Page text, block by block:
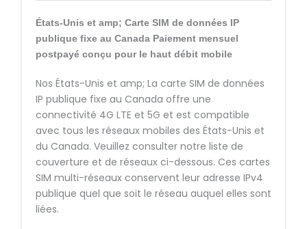
États-Unis et amp; Carte SIM de données IP
publique fixe au Canada Paiement mensuel
postpayé conçu pour le haut débit mobile
Nos États-Unis et amp; La carte SIM de données
IP publique fixe au Canada offre une
connectivité 4G LTE et 5G et est compatible
avec tous les réseaux mobiles des États-Unis et
du Canada. Veuillez consulter notre liste de
couverture et de réseaux ci-dessous. Ces cartes
SIM multi-réseaux conservent leur adresse IPv4
publique quel que soit le réseau auquel elles sont
liées.